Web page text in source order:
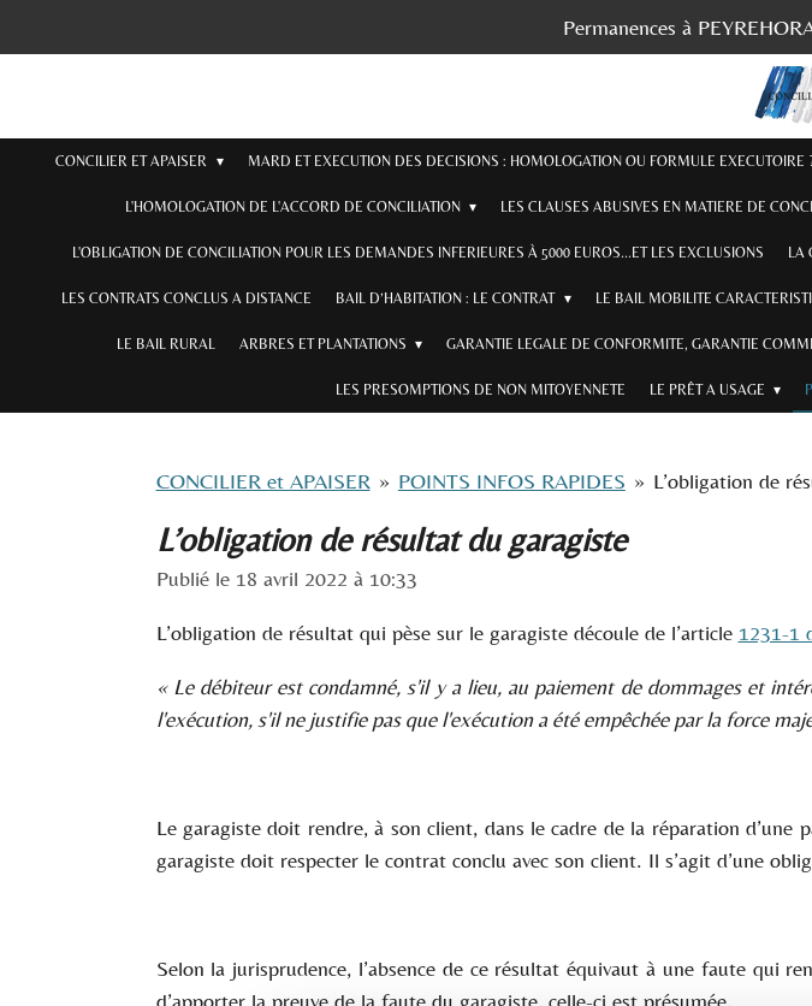
au
Permanences à
CONCILIER ET APAISER MARD ET EXECUTION DES DECISIONS : HOMOLOGATION OU FORMULE EXECUTOIRE
L'HOMOLOGATION DE L'ACCORD DE CONCILIATION LES CLAUSES ABUSIVES EN MATIERE DE
L'OBLIGATION DE CONCILIATION POUR LES DEMANDES INFERIEURES À 5000 EUROS...ET LES EXCLUSIONS LA
LES CONTRATS CONCLUS A DISTANCE BAIL D’HABITATION : LE CONTRAT LE BAIL MOBILITE
LE BAIL RURAL ARBRES ET PLANTATIONS GARANTIE LEGALE DE CONFORMITE, GARANTIE
LES PRESOMPTIONS DE NON MITOYENNETE LE PRÊT A USAGE
CONCILIER et APAISER » POINTS INFOS RAPIDES » L’obligation de
L’obligation de résultat du garagiste
Publié le 18 avril 2022 à 10:33
L’obligation de résultat qui pèse sur le garagiste découle de l’article 1231-1
« Le débiteur est condamné, s'il y a lieu, au paiement de dommages et
l'exécution, s'il ne justifie pas que l'exécution a été empêchée par la force
Le garagiste doit rendre, à son client, dans le cadre de la réparation
garagiste doit respecter le contrat conclu avec son client. Il s’agit d’une
Selon la jurisprudence, l’absence de ce résultat équivaut à une faute qui